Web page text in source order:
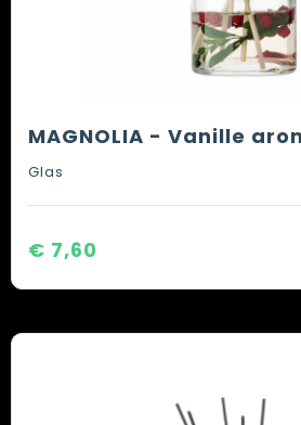
Glas
€ 7,60